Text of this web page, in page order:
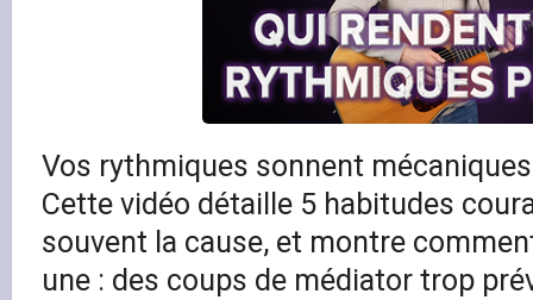
Vos rythmiques sonnent
Cette vidéo détaille 5 habitudes
souvent la cause, et montre
une : des coups de médiator trop